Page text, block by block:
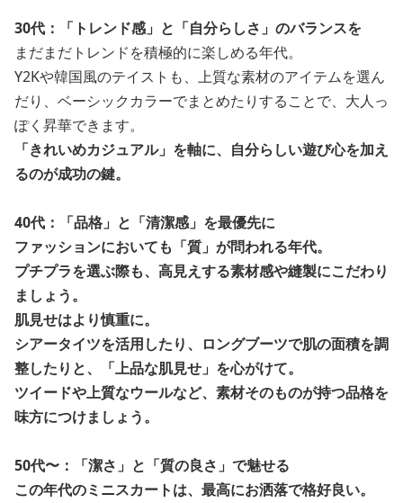
30代：「トレンド感」と「自分らしさ」のバランスを
まだまだトレンドを積極的に楽しめる年代。
Y2Kや韓国風のテイストも、上質な素材のアイテムを選ん
だり、ベーシックカラーでまとめたりすることで、大人っ
ぽく昇華できます。
「きれいめカジュアル」 を軸に、自分らしい遊び心を加え
るのが成功の鍵。
40代：「品格」と「清潔感」を最優先に
ファッションにおいても「質」が問われる年代。
プチプラを選ぶ際も、高見えする素材感や縫製にこだわり
ましょう。
肌見せはより慎重に。
シアータイツを活用したり、ロングブーツで肌の面積を調
整したりと、
「上品な肌見せ」 を心がけて。
ツイードや上質なウールなど、素材そのものが持つ品格を
味方につけましょう。
50代〜：「潔さ」と「質の良さ」で魅せる
この年代のミニスカートは、最高にお洒落で格好良い。